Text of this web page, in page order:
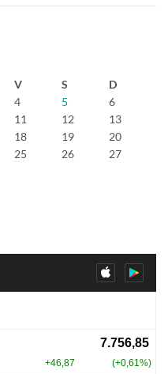
V S
D
4 5
6
11 12
13
18 19
20
25 26
27